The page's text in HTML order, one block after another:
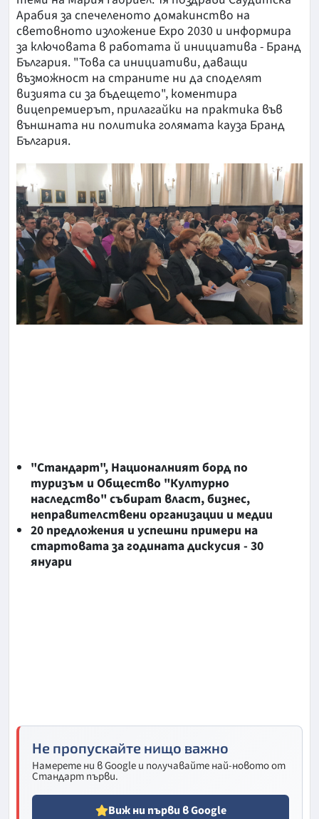
Арабия за спечеленото домакинство на
световното изложение Expo 2030 и информира
за ключовата в работата й инициатива - Бранд
България. "Това са инициативи, даващи
възможност на страните ни да споделят
визията си за бъдещето", коментира
вицепремиерът, прилагайки на практика във
външната ни политика голямата кауза Бранд
България.
"Стандарт", Националният борд по
туризъм и Общество "Културно
наследство" събират власт, бизнес,
неправителствени организации и медии
20 предложения и успешни примери на
стартовата за годината дискусия - 30
януари
Не пропускайте нищо важно
Намерете ни в Google и получавайте най-новото от
Стандарт първи.
Виж ни първи в Google